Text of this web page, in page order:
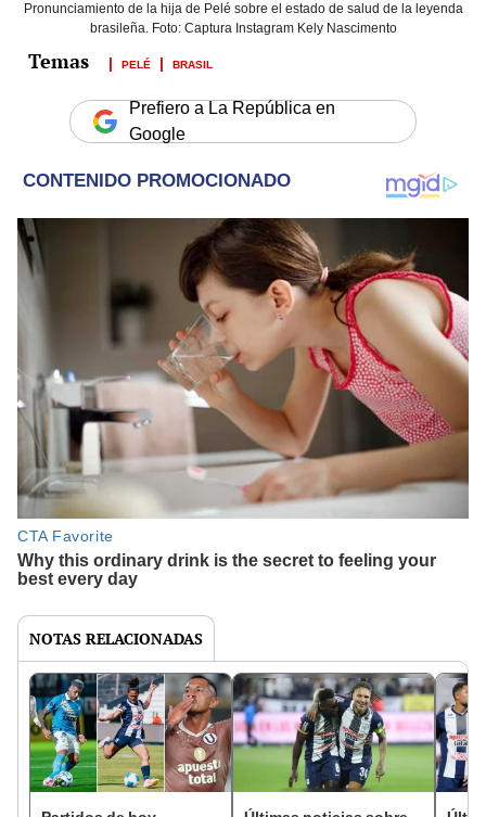
Pronunciamiento de la hija de Pelé sobre el estado de salud de la leyenda
brasileña. Foto: Captura Instagram Kely Nascimento
PELÉ BRASIL
Prefiero a La República en
Google
NOTAS RELACIONADAS